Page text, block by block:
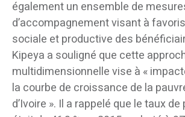
également un ensemble de
d’accompagnement visant à
sociale et productive des
Kipeya a souligné que cette
multidimensionnelle vise à «
la courbe de croissance de la
d’Ivoire ». Il a rappelé que le taux